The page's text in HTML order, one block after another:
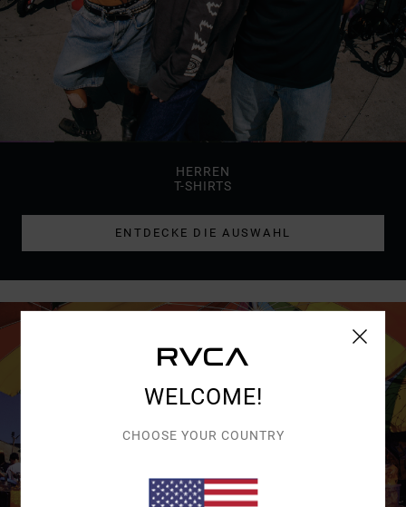
HERREN
T-SHIRTS
ENTDECKE DIE AUSWAHL
WELCOME!
CHOOSE YOUR COUNTRY